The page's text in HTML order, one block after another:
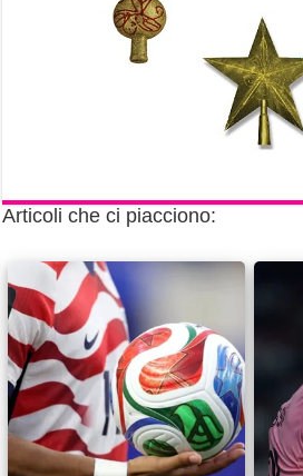
Articoli che ci piacciono: